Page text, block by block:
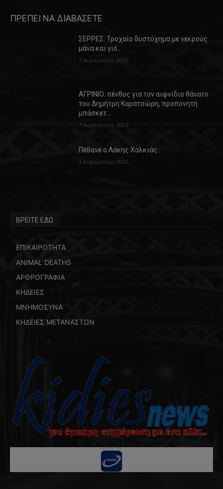
ΠΡΕΠΕΙ ΝΑ ΔΙΑΒΑΣΕΤΕ
ΣΕΡΡΕΣ: Τροχαίο δυστύχημα με νεκρούς
μάνα και γιό…
7 Αυγούστου, 2026
ΑΓΡΙΝΙΟ: πένθος για τον αιφνίδιο θάνατο
του Δημήτρη Καρατσώρη, προπονητή
μπάσκετ…
7 Αυγούστου, 2026
Πέθανε ο Λάκης Χαλκιάς…
3 Αυγούστου, 2026
ΒΡΕΙΤΕ ΕΔΩ
ΕΠΙΚΑΙΡΟΤΗΤΑ
ANIMAL DEATHS
ΑΡΘΡΟΓΡΑΦΙΑ
ΚΗΔΕΙΕΣ
ΜΝΗΜΟΣΥΝΑ
ΚΗΔΕΙΕΣ ΜΕΤΑΝΑΣΤΩΝ